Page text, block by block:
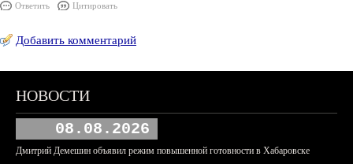
Ответить Цитировать
Добавить комментарий
НОВОСТИ
08.08.2026
Дмитрий Демешин объявил режим повышенной готовности в Хабаровске